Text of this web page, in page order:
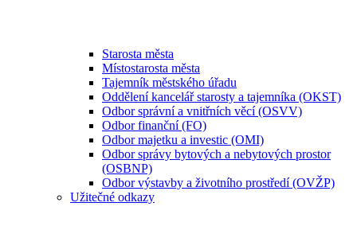
Starosta města
Místostarosta města
Tajemník městského úřadu
Oddělení kancelář starosty a tajemníka (OKST)
Odbor správní a vnitřních věcí (OSVV)
Odbor finanční (FO)
Odbor majetku a investic (OMI)
Odbor správy bytových a nebytových prostor
(OSBNP)
Odbor výstavby a životního prostředí (OVŽP)
Užitečné odkazy